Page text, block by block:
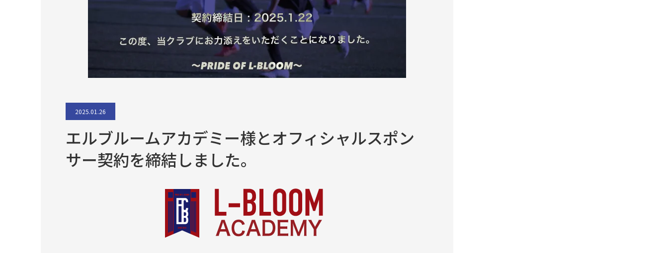
2025.01.26
エルブルームアカデミー様とオフィシャルスポン
サー契約を締結しました。